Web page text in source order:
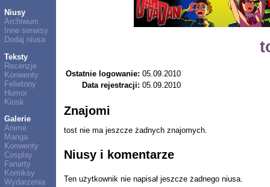
Niusy
Archiwum
Inne serwisy
Dodaj niusa
Teksty
Recenzje
Konwenty
Felietony
Humor
Kiosk
Galerie
Anime
Manga
Konwenty
Cosplay
Fanarty
Komiksy
Wydarzenia
Ostatnie logowanie: 05.09.2010
Data rejestracji: 05.09.2010
Znajomi
tost nie ma jeszcze żadnych znajomych.
Niusy i komentarze
Ten użytkownik nie napisał jeszcze żadnego niusa.